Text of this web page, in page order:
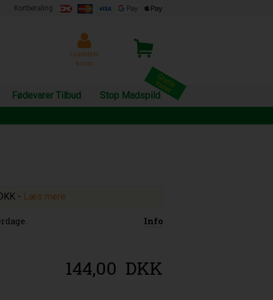
Kortbetaling
Loyalitets
konto
Fødevarer Tilbud Stop Madspild
- Læs mere
Info
144,00 DKK